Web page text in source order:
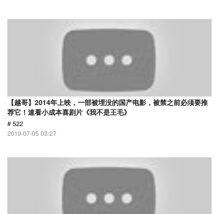
【越哥】2014年上映，一部被埋没的国产电影，被禁之前必须要推
荐它！速看小成本喜剧片《我不是王毛》
# 522
2019-07-05 03:27